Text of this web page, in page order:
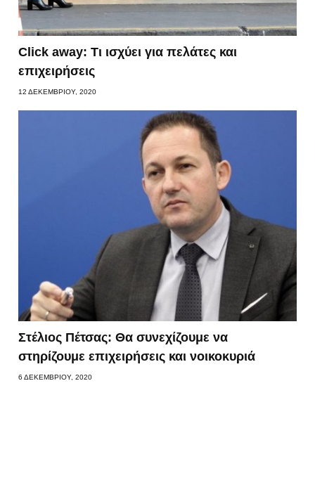
Click away: Τι ισχύει για πελάτες και
επιχειρήσεις
12 ΔΕΚΕΜΒΡΊΟΥ, 2020
Στέλιος Πέτσας: Θα συνεχίζουμε να
στηρίζουμε επιχειρήσεις και νοικοκυριά
6 ΔΕΚΕΜΒΡΊΟΥ, 2020